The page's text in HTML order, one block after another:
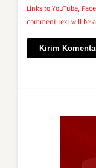
Links to YouTube,
comment text will be